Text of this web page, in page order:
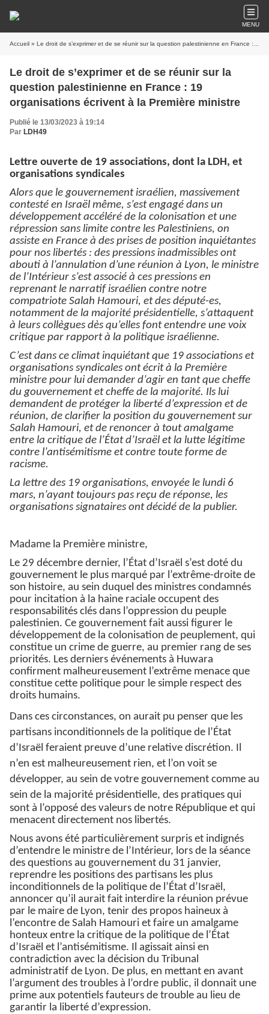
MENU
Accueil » Le droit de s’exprimer et de se réunir sur la question palestinienne en France : 19 organisations écrivent à la Première ministre
Le droit de s’exprimer et de se réunir sur la
question palestinienne en France : 19
organisations écrivent à la Première ministre
Publié le 13/03/2023 à 19:14
Par LDH49
Lettre ouverte de 19 associations, dont la LDH, et
organisations syndicales
Alors que le gouvernement israélien, massivement
contesté en Israël même, s’est engagé dans un
développement accéléré de la colonisation et une
répression sans limite contre les Palestiniens, on
assiste en France à des prises de position inquiétantes
pour nos libertés : des pressions inadmissibles ont
abouti à l’annulation d’une réunion à Lyon, le ministre
de l’Intérieur s’est associé à ces pressions en
reprenant le narratif israélien contre notre
compatriote Salah Hamouri, et des député-es,
notamment de la majorité présidentielle, s’attaquent
à leurs collègues dès qu’elles font entendre une voix
critique par rapport à la politique israélienne.
C’est dans ce climat inquiétant que 19 associations et
organisations syndicales ont écrit à la Première
ministre pour lui demander d’agir en tant que cheffe
du gouvernement et cheffe de la majorité. Ils lui
demandent de protéger la liberté d’expression et de
réunion, de clarifier la position du gouvernement sur
Salah Hamouri, et de renoncer à tout amalgame
entre la critique de l’État d’Israël et la lutte légitime
contre l’antisémitisme et contre toute forme de
racisme.
La lettre des 19 organisations, envoyée le lundi 6
mars, n’ayant toujours pas reçu de réponse, les
organisations signataires ont décidé de la publier.
Madame la Première ministre,
Le 29 décembre dernier, l’État d’Israël s’est doté du
gouvernement le plus marqué par l’extrême-droite de
son histoire, au sein duquel des ministres condamnés
pour incitation à la haine raciale occupent des
responsabilités clés dans l’oppression du peuple
palestinien. Ce gouvernement fait aussi figurer le
développement de la colonisation de peuplement, qui
constitue un crime de guerre, au premier rang de ses
priorités. Les derniers événements à Huwara
confirment malheureusement l’extrême menace que
constitue cette politique pour le simple respect des
droits humains.
Dans ces circonstances, on aurait pu penser que les
partisans inconditionnels de la politique de l’État
d’Israël feraient preuve d’une relative discrétion. Il
n’en est malheureusement rien, et l’on voit se
développer, au sein de votre gouvernement comme au
sein de la majorité présidentielle, des pratiques qui
sont à l’opposé des valeurs de notre République et qui
menacent directement nos libertés.
Nous avons été particulièrement surpris et indignés
d’entendre le ministre de l’Intérieur, lors de la séance
des questions au gouvernement du 31 janvier,
reprendre les positions des partisans les plus
inconditionnels de la politique de l’État d’Israël,
annoncer qu’il aurait fait interdire la réunion prévue
par le maire de Lyon, tenir des propos haineux à
l’encontre de Salah Hamouri et faire un amalgame
honteux entre la critique de la politique de l’État
d’Israël et l’antisémitisme. Il agissait ainsi en
contradiction avec la décision du Tribunal
administratif de Lyon. De plus, en mettant en avant
l’argument des troubles à l’ordre public, il donnait une
prime aux potentiels fauteurs de trouble au lieu de
garantir la liberté d’expression.